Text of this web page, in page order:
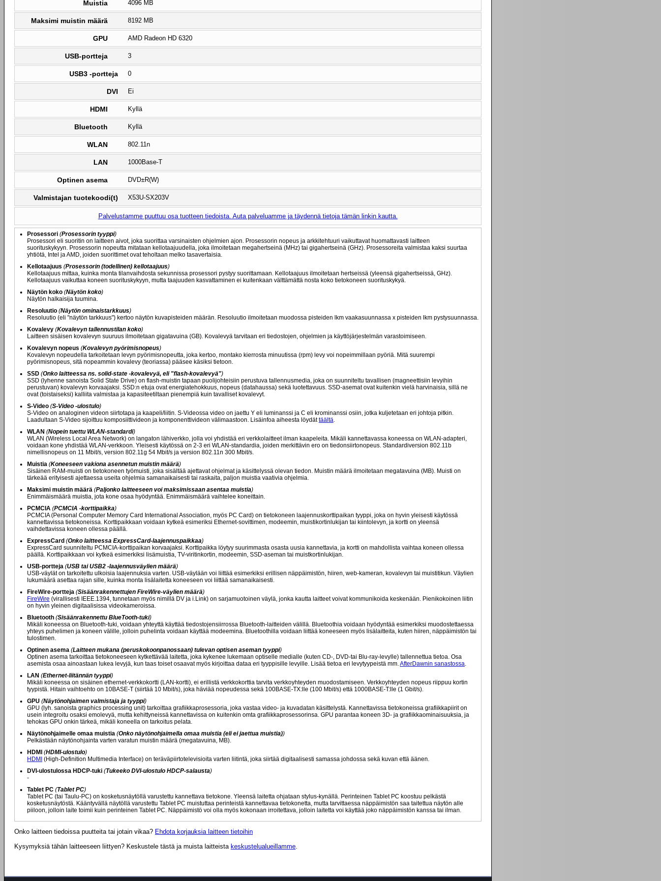
Muistia 4096 MB
Maksimi muistin määrä 8192 MB
GPU AMD Radeon HD 6320
USB-portteja 3
USB3 -portteja 0
DVI Ei
HDMI Kyllä
Bluetooth Kyllä
WLAN 802.11n
LAN 1000Base-T
Optinen asema DVD±R(W)
Valmistajan tuotekoodi(t) X53U-SX203V
Palvelustamme puuttuu osa tuotteen tiedoista. Auta palveluamme ja täydennä tietoja tämän linkin kautta.
Prosessori (Prosessorin tyyppi)
Prosessori eli suoritin on laitteen aivot, joka suorittaa varsinaisten ohjelmien ajon. Prosessorin nopeus ja arkkitehtuuri vaikuttavat huomattavasti laitteen
suorituskykyyn. Prosessorin nopeutta mitataan kellotaajuudella, joka ilmoitetaan megahertseinä (MHz) tai gigahertseinä (GHz). Prosessoreita valmistaa kaksi suurtaa
yhtiötä, Intel ja AMD, joiden suorittimet ovat teholtaan melko tasavertaisia.
Kellotaajuus (Prosessorin (todellinen) kellotaajuus)
Kellotaajuus mittaa, kuinka monta tilanvaihdosta sekunnissa prosessori pystyy suorittamaan. Kellotaajuus ilmoitetaan hertseissä (yleensä gigahertseissä, GHz).
Kellotaajuus vaikuttaa koneen suorituskykyyn, mutta taajuuden kasvattaminen ei kuitenkaan välttämättä nosta koko tietokoneen suorituskykyä.
Näytön koko (Näytön koko)
Näytön halkaisija tuumina.
Resoluutio (Näytön ominaistarkkuus)
Resoluutio (eli "näytön tarkkuus") kertoo näytön kuvapisteiden määrän. Resoluutio ilmoitetaan muodossa pisteiden lkm vaakasuunnassa x pisteiden lkm pystysuunnassa.
Kovalevy (Kovalevyn tallennustilan koko)
Laitteen sisäisen kovalevyn suuruus ilmoitetaan gigatavuina (GB). Kovalevyä tarvitaan eri tiedostojen, ohjelmien ja käyttöjärjestelmän varastoimiseen.
Kovalevyn nopeus (Kovalevyn pyörimisnopeus)
Kovalevyn nopeudella tarkoitetaan levyn pyörimisnopeutta, joka kertoo, montako kierrosta minuutissa (rpm) levy voi nopeimmillaan pyöriä. Mitä suurempi
pyörimisnopeus, sitä nopeammin kovalevy (teoriassa) pääsee käsiksi tietoon.
SSD (Onko laitteessa ns. solid-state -kovalevyä, eli "flash-kovalevyä")
SSD (lyhenne sanoista Solid State Drive) on flash-muistin tapaan puolijohteisiin perustuva tallennusmedia, joka on suunniteltu tavallisen (magneettisiin levyihin
perustuvan) kovalevyn korvaajaksi. SSD:n etuja ovat energiatehokkuus, nopeus (datahaussa) sekä luotettavuus. SSD-asemat ovat kuitenkin vielä harvinaisia, sillä ne
ovat (toistaiseksi) kalliita valmistaa ja kapasiteetiltaan pienempiä kuin tavalliset kovalevyt.
S-Video (S-Video -ulostulo)
S-Video on analoginen videon siirtotapa ja kaapeli/liitin. S-Videossa video on jaettu Y eli luminanssi ja C eli krominanssi osiin, jotka kuljetetaan eri johtoja pitkin.
Laadultaan S-Video sijoittuu komposiittivideon ja komponenttivideon välimaastoon. Lisäinfoa aiheesta löydättäältä.
WLAN (Nopein tuettu WLAN-standardi)
WLAN (Wireless Local Area Network) on langaton lähiverkko, jolla voi yhdistää eri verkkolaitteet ilman kaapeleita. Mikäli kannettavassa koneessa on WLAN-adapteri,
voidaan kone yhdistää WLAN-verkkoon. Yleisesti käytössä on 2-3 eri WLAN-standardia, joiden merkittävin ero on tiedonsiirtonopeus. Standardiversion 802.11b
nimellisnopeus on 11 Mbit/s, version 802.11g 54 Mbit/s ja version 802.11n 300 Mbit/s.
Muistia (Koneeseen vakiona asennetun muistin määrä)
Sisäinen RAM-muisti on tietokoneen työmuisti, joka sisältää ajettavat ohjelmat ja käsittelyssä olevan tiedon. Muistin määrä ilmoitetaan megatavuina (MB). Muisti on
tärkeää erityisesti ajettaessa useita ohjelmia samanaikaisesti tai raskaita, paljon muistia vaativia ohjelmia.
Maksimi muistin määrä (Paljonko laitteeseen voi maksimissaan asentaa muistia)
Enimmäismäärä muistia, jota kone osaa hyödyntää. Enimmäismäärä vaihtelee koneittain.
PCMCIA (PCMCIA -korttipaikka)
PCMCIA (Personal Computer Memory Card International Association, myös PC Card) on tietokoneen laajennuskorttipaikan tyyppi, joka on hyvin yleisesti käytössä
kannettavissa tietokoneissa. Korttipaikkaan voidaan kytkeä esimeriksi Ethernet-sovittimen, modeemin, muistikortinlukijan tai kiintolevyn, ja kortti on yleensä
vaihdettavissa koneen ollessa päällä.
ExpressCard (Onko laitteessa ExpressCard-laajennuspaikkaa)
ExpressCard suunniteltu PCMCIA-korttipaikan korvaajaksi. Korttipaikka löytyy suurimmasta osasta uusia kannettavia, ja kortti on mahdollista vaihtaa koneen ollessa
päällä. Korttipaikkaan voi kytkeä esimerkiksi lisämuistia, TV-viritinkortin, modeemin, SSD-aseman tai muistkortinlukijan.
USB-portteja (USB tai USB2 -laajennusväylien määrä)
USB-väylät on tarkoitettu ulkoisia laajennuksia varten. USB-väylään voi liittää esimerkiksi erillisen näppäimistön, hiiren, web-kameran, kovalevyn tai muistitikun. Väylien
lukumäärä asettaa rajan sille, kuinka monta lisälaitetta koneeseen voi liittää samanaikaisesti.
FireWire-portteja (Sisäänrakennettujen FireWire-väylien määrä)
FireWire (virallisesti IEEE.1394, tunnetaan myös nimillä DV ja i.Link) on sarjamuotoinen väylä, jonka kautta laitteet voivat kommunikoida keskenään. Pienikokoinen liitin
on hyvin yleinen digitaalisissa videokameroissa.
Bluetooth (Sisäänrakennettu BlueTooth-tuki)
Mikäli koneessa on Bluetooth-tuki, voidaan yhteyttä käyttää tiedostojensiirrossa Bluetooth-laitteiden välillä. Bluetoothia voidaan hyödyntää esimerkiksi muodostettaessa
yhteys puhelimen ja koneen välille, jolloin puhelinta voidaan käyttää modeemina. Bluetoothilla voidaan liittää koneeseen myös lisälaitteita, kuten hiiren, näppäimistön tai
tulostimen.
Optinen asema (Laitteen mukana (peruskokoonpanossaan) tulevan optisen aseman tyyppi)
Optinen asema tarkoittaa tietokoneeseen kytkettävää laitetta, joka kykenee lukemaan optiselle medialle (kuten CD-, DVD-tai Blu-ray-levylle) tallennettua tietoa. Osa
asemista osaa ainoastaan lukea levyjä, kun taas toiset osaavat myös kirjoittaa dataa eri tyyppisille levyille. Lisää tietoa eri levytyypeistä mm.AfterDawnin sanastossa.
LAN (Ethernet-liitännän tyyppi)
Mikäli koneessa on sisäinen ethernet-verkkokortti (LAN-kortti), ei erillistä verkkokorttia tarvita verkkoyhteyden muodostamiseen. Verkkoyhteyden nopeus riippuu kortin
tyypistä. Hitain vaihtoehto on 10BASE-T (siirtää 10 Mbit/s), joka häviää nopeudessa sekä 100BASE-TX:lle (100 Mbit/s) että 1000BASE-T:lle (1 Gbit/s).
GPU (Näytönohjaimen valmistaja ja tyyppi)
GPU (lyh. sanoista graphics processing unit) tarkoittaa grafiikkaprosessoria, joka vastaa video- ja kuvadatan käsittelystä. Kannettavissa tietokoneissa grafiikkapiirit on
usein integroitu osaksi emolevyä, mutta kehittyneissä kannettavissa on kuitenkin omta grafiikkaprosessorinsa. GPU parantaa koneen 3D- ja grafiikkaominaisuuksia, ja
tehokas GPU onkin tärkeä, mikäli koneella on tarkoitus pelata.
Näytönohjaimelle omaa muistia (Onko näytönohjaimella omaa muistia (eli ei jaettua muistia))
Pelkästään näytönohjainta varten varatun muistin määrä (megatavuina, MB).
HDMI (HDMI-ulostulo)
HDMI (High-Definition Multimedia Interface) on teräväpiirtotelevisioita varten liitintä, joka siirtää digitaalisesti samassa johdossa sekä kuvan että äänen.
DVI-ulostulossa HDCP-tuki (Tukeeko DVI-ulostulo HDCP-salausta)
-
Tablet PC (Tablet PC)
Tablet PC (tai Taulu-PC) on kosketusnäytöllä varustettu kannettava tietokone. Yleensä laitetta ohjataan stylus-kynällä. Perinteinen Tablet PC koostuu pelkästä
kosketusnäytöstä. Kääntyvällä näytöllä varustettu Tablet PC muistuttaa perinteistä kannettavaa tietokonetta, mutta tarvittaessa näppäimistön saa taitettua näytön alle
piiloon, jolloin laite toimii kuin perinteinen Tablet PC. Näppäimistö voi olla myös kokonaan irroitettava, jolloin laitetta voi käyttää joko näppäimistön kanssa tai ilman.
Onko laitteen tiedoissa puutteita tai jotain vikaa? Ehdota korjauksia laitteen tietoihin
Kysymyksiä tähän laitteeseen liittyen? Keskustele tästä ja muista laitteista keskustelualueillamme.